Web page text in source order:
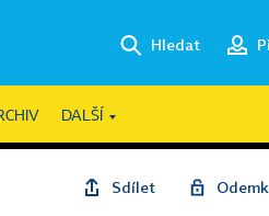
Hledat
DALŠÍ
Sdílet